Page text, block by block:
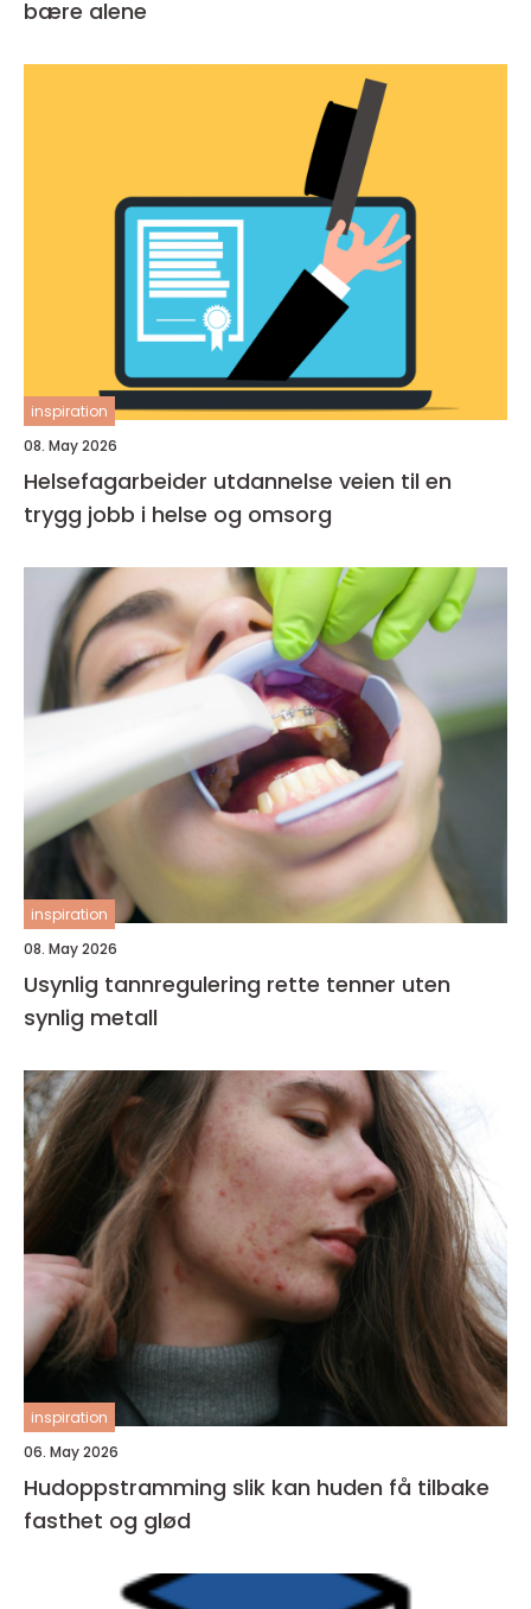
bære alene
inspiration
08. May 2026
Helsefagarbeider utdannelse veien til en
trygg jobb i helse og omsorg
inspiration
08. May 2026
Usynlig tannregulering rette tenner uten
synlig metall
inspiration
06. May 2026
Hudoppstramming slik kan huden få tilbake
fasthet og glød